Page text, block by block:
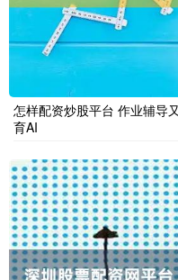
怎样配资炒股平台 作业辅导
育AI